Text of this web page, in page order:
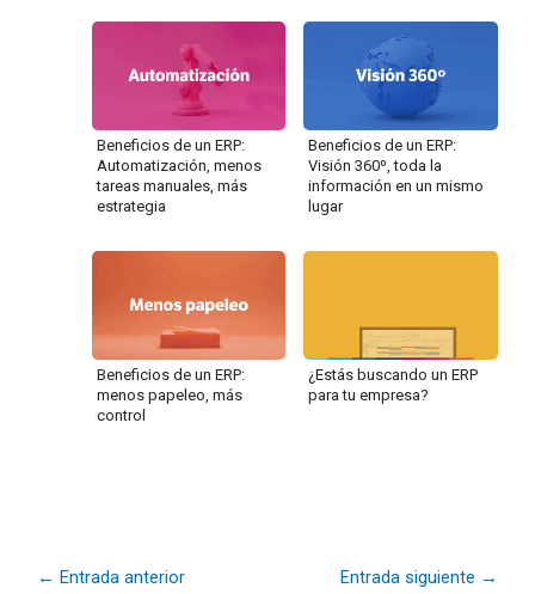
Beneficios de un ERP:
Automatización, menos
tareas manuales, más
estrategia
Beneficios de un ERP:
Visión 360º, toda la
información en un mismo
lugar
Beneficios de un ERP:
menos papeleo, más
control
¿Estás buscando un ERP
para tu empresa?
← Entrada anterior Entrada siguiente →